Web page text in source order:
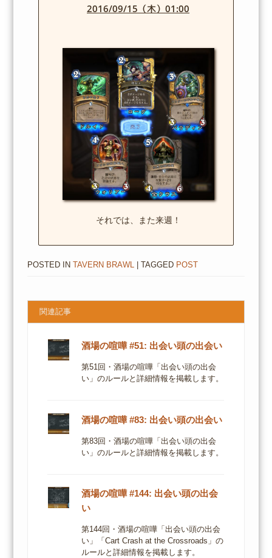
2016/09/15（木）01:00
それでは、また来週！
POSTED IN TAVERN BRAWL | TAGGED POST
関連記事
酒場の喧嘩 #51: 出会い頭の出会い
第51回・酒場の喧嘩「出会い頭の出会
い」のルールと詳細情報を掲載します。
酒場の喧嘩 #83: 出会い頭の出会い
第83回・酒場の喧嘩「出会い頭の出会
い」のルールと詳細情報を掲載します。
酒場の喧嘩 #144: 出会い頭の出会
い
第144回・酒場の喧嘩「出会い頭の出会
い」「Cart Crash at the Crossroads」の
ルールと詳細情報を掲載します。